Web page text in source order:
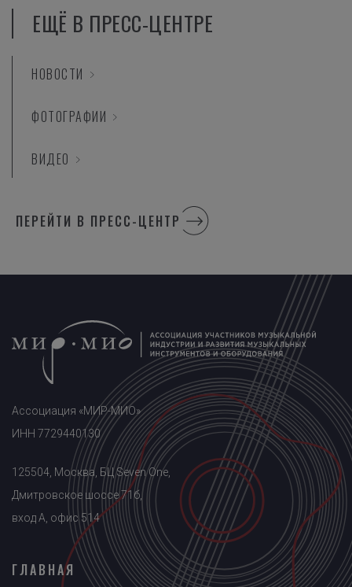
EЩЁ В ПРЕСС-ЦЕНТРЕ
НОВОСТИ
ФОТОГРАФИИ
ВИДЕО
ПЕРЕЙТИ В ПРЕСС-ЦЕНТР
Ассоциация «МИР-МИО»
ИНН 7729440130
125504, Москва, БЦ Seven One,
Дмитровское шоссе 71б,
вход A, офис 514
ГЛАВНАЯ